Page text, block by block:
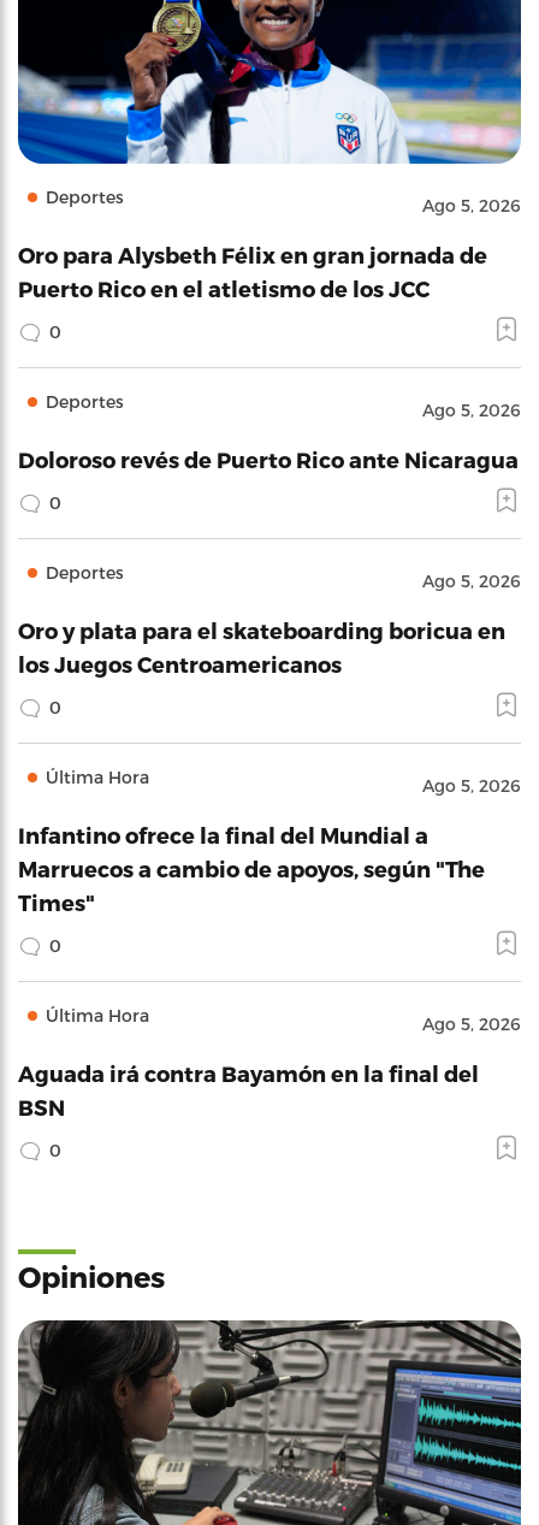
Deportes Ago 5, 2026
Oro para Alysbeth Félix en gran jornada de
Puerto Rico en el atletismo de los JCC
0
Deportes Ago 5, 2026
Doloroso revés de Puerto Rico ante Nicaragua
0
Deportes Ago 5, 2026
Oro y plata para el skateboarding boricua en
los Juegos Centroamericanos
0
Última Hora Ago 5, 2026
Infantino ofrece la final del Mundial a
Marruecos a cambio de apoyos, según "The
Times"
0
Última Hora Ago 5, 2026
Aguada irá contra Bayamón en la final del
BSN
0
Opiniones